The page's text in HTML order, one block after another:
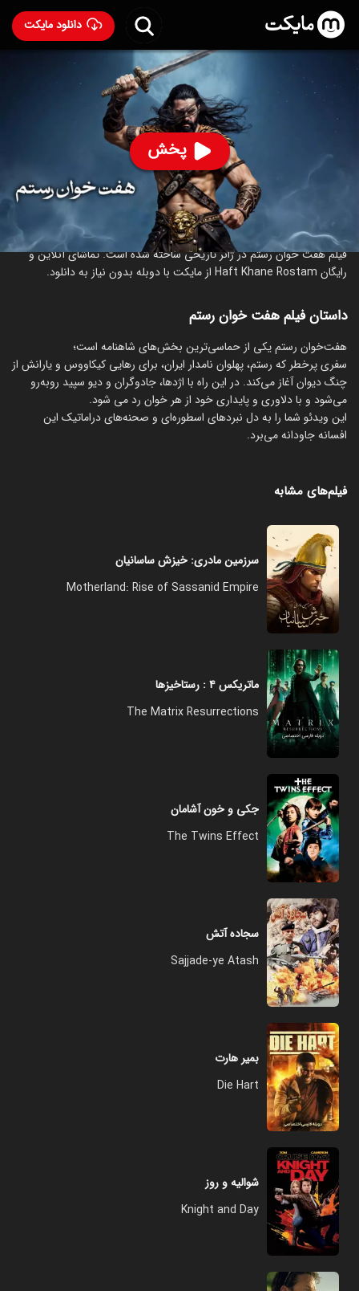
دانلود مایکت
پخش
فیلم هفت خوان رستم با دوبله فارسی- Haft Khane Rostam
رده سنی ۱۳+
درباره فیلم هفت خوان رستم
فیلم هفت خوان رستم در ژانر تاریخی ساخته شده است. تماشای آنلاین و
رایگان Haft Khane Rostam از مایکت با دوبله بدون نیاز به دانلود.
داستان فیلم هفت خوان رستم
‏هفت‌خوان رستم یکی از حماسی‌ترین بخش‌های شاهنامه است؛
سفری پرخطر که رستم، پهلوان نامدار ایران، برای رهایی کیکاووس و یارانش از
چنگ دیوان آغاز می‌کند. در این راه با اژدها، جادوگران و دیو سپید روبه‌رو
می‌شود و با دلاوری و پایداری خود از هر خوان رد می شود.
این ویدئو شما را به دل نبردهای اسطوره‌ای و صحنه‌های دراماتیک این
افسانه جاودانه می‌برد.
فیلم‌های مشابه
سرزمین مادری: خیزش ساسانیان
Motherland: Rise of Sassanid Empire
ماتریکس ۴ : رستاخیزها
The Matrix Resurrections
جکی و خون آشامان
The Twins Effect
سجاده آتش
Sajjade-ye Atash
بمیر هارت
Die Hart
شوالیه و روز
Knight and Day